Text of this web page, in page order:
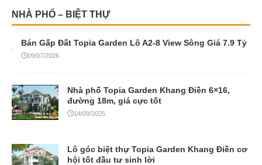
NHÀ PHỐ – BIỆT THỰ
Bán Gấp Đất Topia Garden Lô A2-8 View Sông Giá 7.9 Tỷ
09/07/2026
Nhà phố Topia Garden Khang Điền 6×16,
đường 18m, giá cực tốt
14/09/2025
Lô góc biệt thự Topia Garden Khang Điền cơ
hội tốt đầu tư sinh lời